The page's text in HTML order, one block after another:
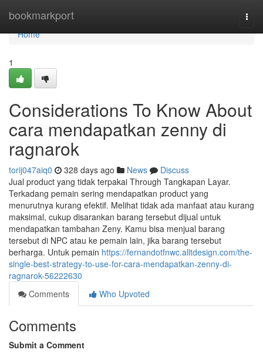
bookmarkport
Home
Home
1
Considerations To Know About
cara mendapatkan zenny di
ragnarok
torij047aiq0 328 days ago News
Discuss
Jual product yang tidak terpakai Through Tangkapan Layar.
Terkadang pemain sering mendapatkan product yang
menurutnya kurang efektif. Melihat tidak ada manfaat atau kurang
maksimal, cukup disarankan barang tersebut dijual untuk
mendapatkan tambahan Zeny. Kamu bisa menjual barang
tersebut di NPC atau ke pemain lain, jika barang tersebut
berharga. Untuk pemain https://fernandotfnwc.alltdesign.com/the-
single-best-strategy-to-use-for-cara-mendapatkan-zenny-di-
ragnarok-56222630
Comments
Who Upvoted
Comments
Submit a Comment